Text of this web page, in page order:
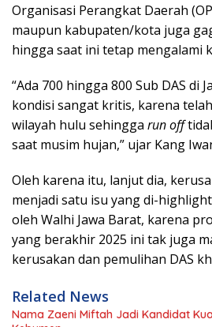
Organisasi Perangkat Daerah
maupun kabupaten/kota juga
hingga saat ini tetap mengalami
“Ada 700 hingga 800 Sub DAS di
kondisi sangat kritis, karena
wilayah hulu sehingga run off
saat musim hujan,” ujar Kang
Oleh karena itu, lanjut dia,
menjadi satu isu yang di-
oleh Walhi Jawa Barat, karena
yang berakhir 2025 ini tak juga
kerusakan dan pemulihan DAS
Related News
Nama Zaeni Miftah Jadi Kandidat